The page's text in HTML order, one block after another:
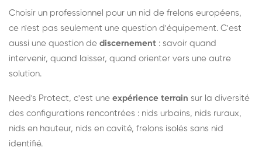
Choisir un professionnel pour un nid de frelons européens,
ce n'est pas seulement une question d'équipement. C'est
aussi une question de discernement : savoir quand
intervenir, quand laisser, quand orienter vers une autre
solution.
Need's Protect, c'est une expérience terrain sur la diversité
des configurations rencontrées : nids urbains, nids ruraux,
nids en hauteur, nids en cavité, frelons isolés sans nid
identifié.